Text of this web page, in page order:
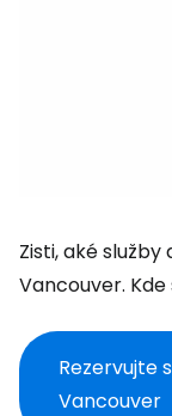
Zisti, aké
Vancouver.
Rezervujte
Vancouver